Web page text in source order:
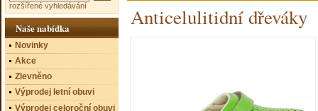
Anticelulitidní dřeváky
rozšířené vyhledávání
Naše nabídka
Novinky
Akce
Zlevněno
Výprodej letní obuvi
Výprodej celoroční obuvi